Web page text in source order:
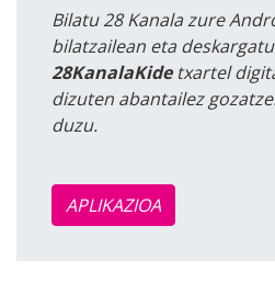
Bilatu 28 Kanala zure
bilatzailean eta
28KanalaKidetxartel
dizuten abantailez
duzu.
APLIKAZIOA